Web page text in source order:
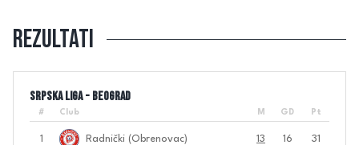
Rezultati
Srpska liga - Beograd
# Club M GD Pt
1 Radnički (Obrenovac) 13 16 31